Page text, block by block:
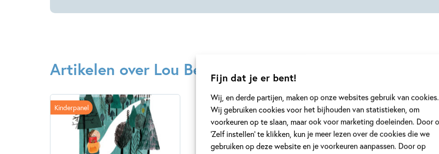
Fijn dat je er bent!
Wij, en derde partijen, maken op onze websites gebruik van cookies.
Wij gebruiken cookies voor het bijhouden van statistieken, om
voorkeuren op te slaan, maar ook voor marketing doeleinden. Door
‘Zelf instellen’ te klikken, kun je meer lezen over de cookies die we
gebruiken op deze website en je voorkeuren aanpassen. Door op
Sophie
Peters
Moore
Artikelen over Lou Beauchesne
Kinderpanel